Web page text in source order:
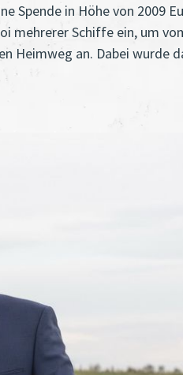
Spende in Höhe von 2009
Schiffe ein, um
Heimweg an. Dabei wurde